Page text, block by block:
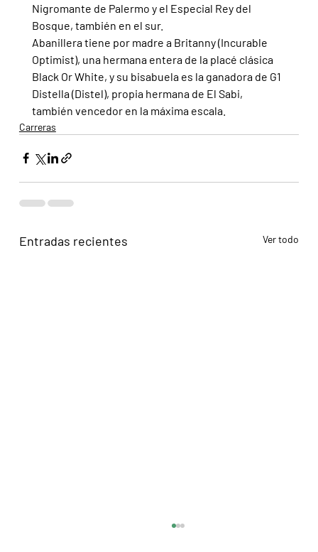
Nigromante de Palermo y el Especial Rey del
Bosque, también en el sur.
Abanillera tiene por madre a Britanny (Incurable
Optimist), una hermana entera de la placé clásica
Black Or White, y su bisabuela es la ganadora de G1
Distella (Distel), propia hermana de El Sabi,
también vencedor en la máxima escala.
Carreras
Entradas recientes Ver todo